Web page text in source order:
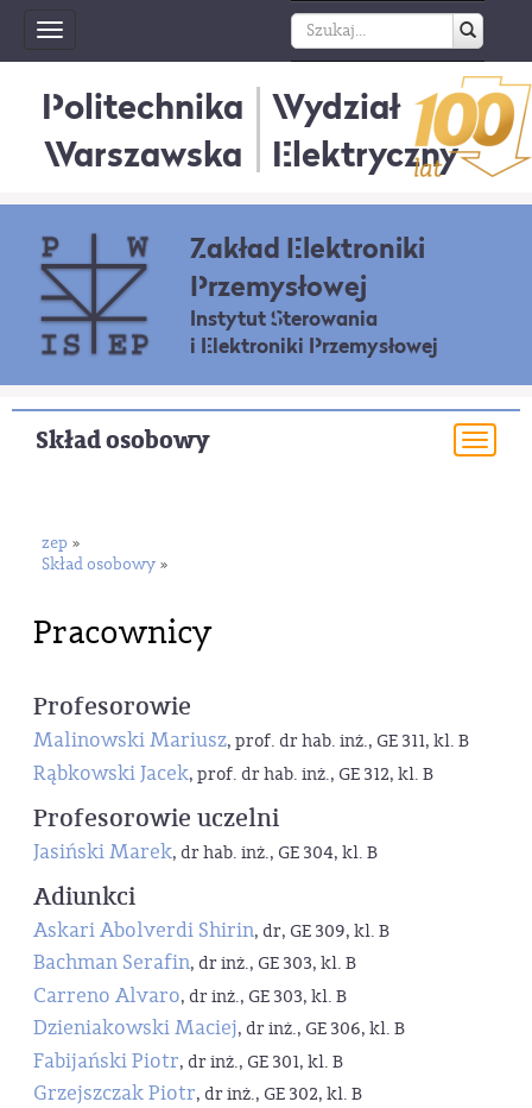
Toggle
navigation
Politechnika
Warszawska
Wydział
Elektryczny
Zakład Elektroniki
Przemysłowej
Instytut Sterowania
i Elektroniki Przemysłowej
Skład osobowy
zep »
Skład osobowy »
Pracownicy
Profesorowie
Malinowski Mariusz, prof. dr hab. inż., GE 311, kl. B
Rąbkowski Jacek, prof. dr hab. inż., GE 312, kl. B
Profesorowie uczelni
Jasiński Marek, dr hab. inż., GE 304, kl. B
Adiunkci
Askari Abolverdi Shirin, dr, GE 309, kl. B
Bachman Serafin, dr inż., GE 303, kl. B
Carreno Alvaro, dr inż., GE 303, kl. B
Dzieniakowski Maciej, dr inż., GE 306, kl. B
Fabijański Piotr, dr inż., GE 301, kl. B
Grzejszczak Piotr, dr inż., GE 302, kl. B